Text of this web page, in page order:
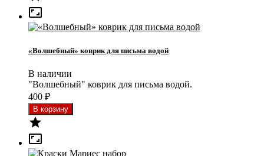

«Волшебный» коврик для письма водой
В наличии
"Волшебный" коврик для письма водой.
400 ₽

